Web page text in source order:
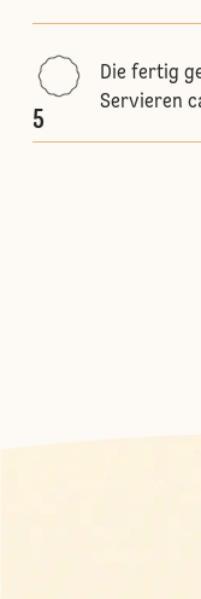
5
Die fertig
Servieren